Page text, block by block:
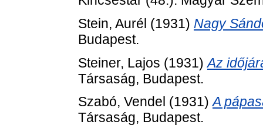
Stein, Aurél (1931) Nagy
Budapest.
Steiner, Lajos (1931)Az
Társaság, Budapest.
Szabó, Vendel (1931)A
Társaság, Budapest.